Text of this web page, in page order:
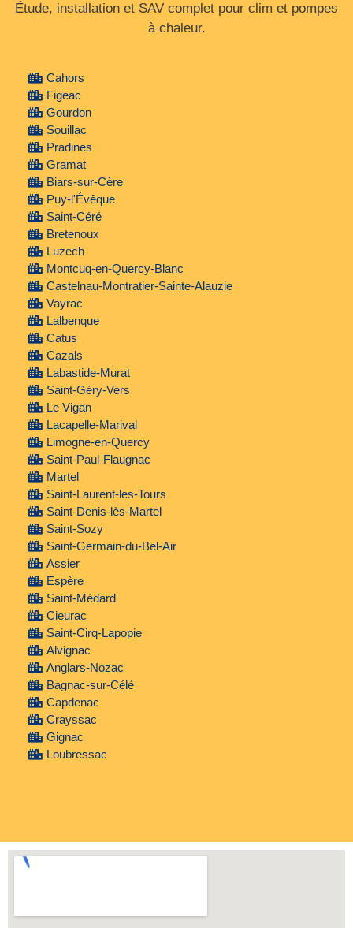
Étude, installation et SAV complet pour clim et pompes
à chaleur.
Cahors
Figeac
Gourdon
Souillac
Pradines
Gramat
Biars-sur-Cère
Puy-l'Évêque
Saint-Céré
Bretenoux
Luzech
Montcuq-en-Quercy-Blanc
Castelnau-Montratier-Sainte-Alauzie
Vayrac
Lalbenque
Catus
Cazals
Labastide-Murat
Saint-Géry-Vers
Le Vigan
Lacapelle-Marival
Limogne-en-Quercy
Saint-Paul-Flaugnac
Martel
Saint-Laurent-les-Tours
Saint-Denis-lès-Martel
Saint-Sozy
Saint-Germain-du-Bel-Air
Assier
Espère
Saint-Médard
Cieurac
Saint-Cirq-Lapopie
Alvignac
Anglars-Nozac
Bagnac-sur-Célé
Capdenac
Crayssac
Gignac
Loubressac